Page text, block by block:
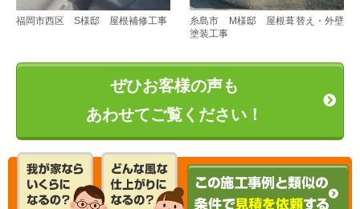
福岡市西区 S様邸 屋根補修工事
糸島市 M様邸 屋根葺替え・外壁
塗装工事
ぜひお客様の声も
あわせてご覧ください！